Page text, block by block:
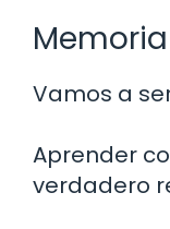
Vamos a
Aprender
verdadero